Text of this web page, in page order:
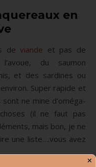
en
deviande et pas de
du saumon
et des sardines ou
Super rapide et
ne mine d’oméga-
(il ne faut pas
mais bon, je ne
une liste….vous avez
✕